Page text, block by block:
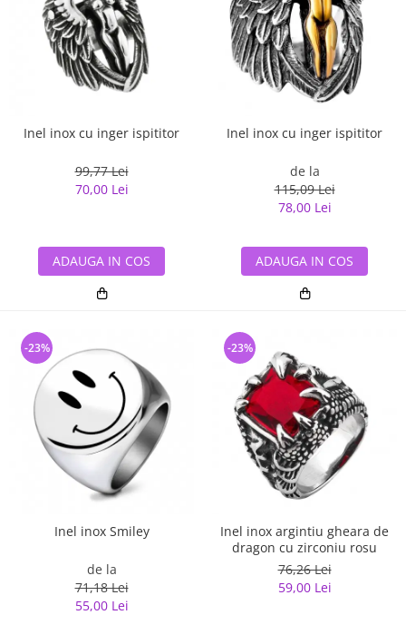
Inel inox cu inger ispititor
99,77 Lei
70,00 Lei
ADAUGA IN COS
Inel inox cu inger ispititor
de la
115,09 Lei
78,00 Lei
ADAUGA IN COS
Inel inox Smiley
de la
71,18 Lei
55,00 Lei
-23%
Inel inox argintiu gheara de
dragon cu zirconiu rosu
76,26 Lei
59,00 Lei
-23%